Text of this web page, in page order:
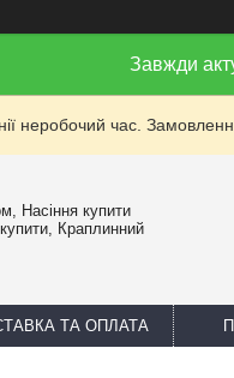
Завжди
неробочий час.
Насіння купити
Краплинний
ТА ОПЛАТА